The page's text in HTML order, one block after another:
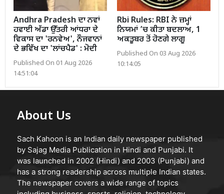
Andhra Pradesh ਦਾ ਨਵਾਂ
ਹਵਾਈ ਅੱਡਾ ਉੱਤਰੀ ਆਂਧਰਾ ਦੇ
ਵਿਕਾਸ ਦਾ 'ਰਨਵੇਅ', ਨੌਜਵਾਨਾਂ
ਦੇ ਭਵਿੱਖ ਦਾ 'ਲਾਂਚਪੈਡ' : ਮੋਦੀ
Published On 01 Aug 2026
14:51:04
Rbi Rules: RBI ਨੇ ਜ਼ਮ੍ਹਾਂ
ਨਿਯਮਾਂ ’ਚ ਕੀਤਾ ਬਦਲਾਅ, 1
ਅਕਤੂਬਰ ਤੋਂ ਹੋਣਗੇ ਲਾਗੂ
Published On 03 Aug 2026
10:14:05
About Us
Sach Kahoon is an Indian daily newspaper published
by Sajag Media Publication in Hindi and Punjabi. It
was launched in 2002 (Hindi) and 2003 (Punjabi) and
has a strong readership across multiple Indian states.
The newspaper covers a wide range of topics